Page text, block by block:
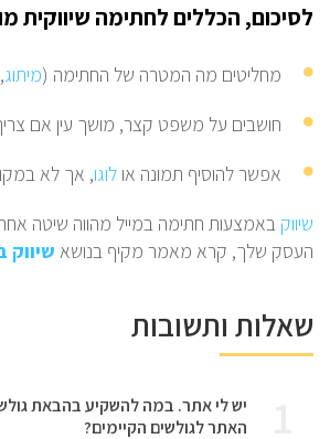
לסיכום, הכללים לחתימה שיווקית
מחליטים מה המטרה של החתימה (מיתוג
חושבים על משפט קצר, מושך עין אם
אפשר להוסיף תמונה אולוגו, אך לא
שיווק באמצעות חתימה במייל מהווה שיטה אחת
העסק שלך, קרא מאמר מקיף בנושא שיווק
שאלות ותשובות
יש לי אתר. במה להשקיע בהבאת
האתר לגולשים הקיימים?